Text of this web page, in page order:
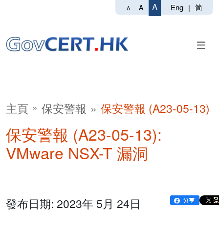
A A A Eng | 简
主頁 保安警報 保安警報 (A23-05-13)
保安警報 (A23-05-13):
VMware NSX-T 漏洞
發布日期: 2023年 5月 24日